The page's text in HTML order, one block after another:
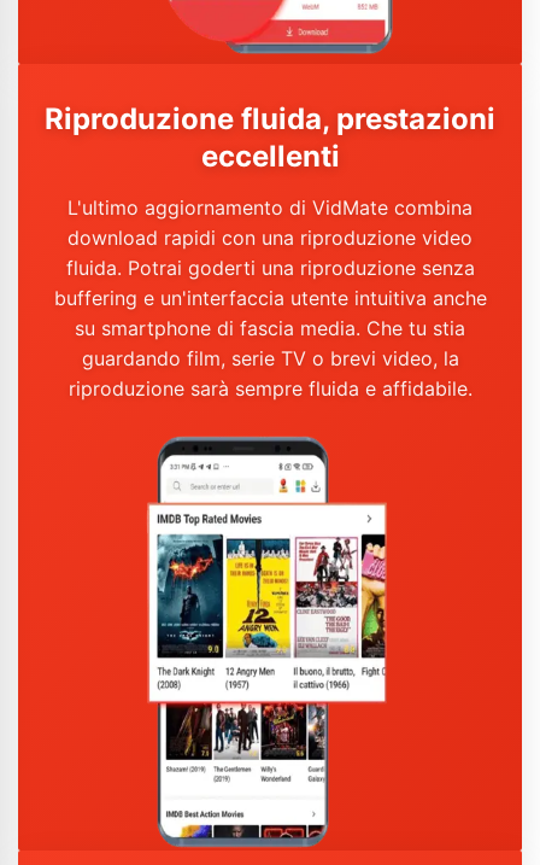
Riproduzione fluida, prestazioni
eccellenti
L'ultimo aggiornamento di VidMate combina
download rapidi con una riproduzione video
fluida. Potrai goderti una riproduzione senza
buffering e un'interfaccia utente intuitiva anche
su smartphone di fascia media. Che tu stia
guardando film, serie TV o brevi video, la
riproduzione sarà sempre fluida e affidabile.